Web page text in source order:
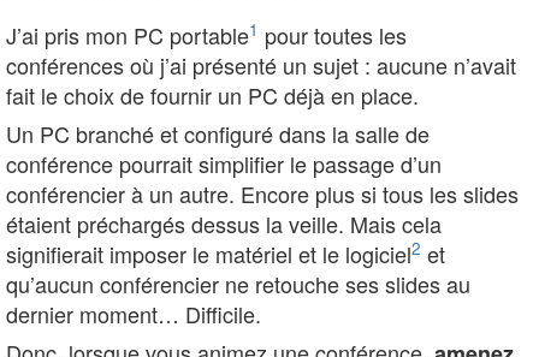
J’ai pris mon PC portable1 pour toutes les
conférences où j’ai présenté un sujet : aucune n’avait
fait le choix de fournir un PC déjà en place.
Un PC branché et configuré dans la salle de
conférence pourrait simplifier le passage d’un
conférencier à un autre. Encore plus si tous les slides
étaient préchargés dessus la veille. Mais cela
signifierait imposer le matériel et le logiciel2 et
qu’aucun conférencier ne retouche ses slides au
dernier moment… Difficile.